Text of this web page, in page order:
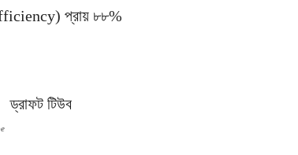
প্রায় ৮৮%